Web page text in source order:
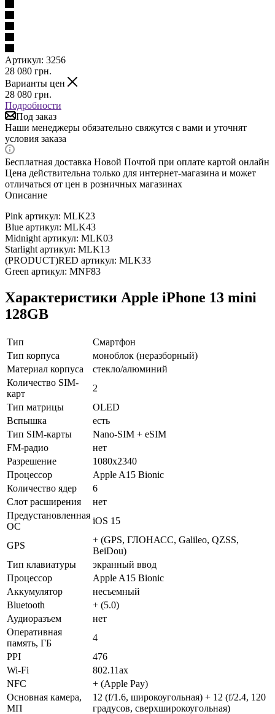
Артикул: 3256
28 080 грн.
Варианты цен
28 080 грн.
Подробности
Под заказ
Наши менеджеры обязательно свяжутся с вами и уточнят
условия заказа
Бесплатная доставка Новой Почтой при оплате картой онлайн
Цена действительна только для интернет-магазина и может
отличаться от цен в розничных магазинах
Описание
Pink артикул: MLK23
Blue артикул: MLK43
Midnight артикул: MLK03
Starlight артикул: MLK13
(PRODUCT)RED артикул: MLK33
Green артикул: MNF83
Характеристики Apple iPhone 13 mini
128GB
Тип
Смартфон
Тип корпуса
моноблок (неразборный)
Материал корпуса
стекло/алюминий
Количество SIM-
карт
2
Тип матрицы
OLED
Вспышка
есть
Тип SIM-карты
Nano-SIM + eSIM
FM-радио
нет
Разрешение
1080х2340
Процессор
Apple A15 Bionic
Количество ядер
6
Слот расширения
нет
Предустановленная
ОС
iOS 15
GPS
+ (GPS, ГЛОНАСС, Galileo, QZSS,
BeiDou)
Тип клавиатуры
экранный ввод
Процессор
Apple A15 Bionic
Аккумулятор
несъемный
Bluetooth
+ (5.0)
Аудиоразъем
нет
Оперативная
память, ГБ
4
PPI
476
Wi-Fi
802.11ax
NFC
+ (Apple Pay)
Основная камера,
МП
12 (f/1.6, широкоугольная) + 12 (f/2.4, 120
градусов, сверхширокоугольная)